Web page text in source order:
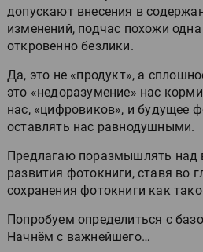
допускают внесения в
изменений, подчас похожи
откровенно безлики.
Да, это не «продукт», а
это «недоразумение» нас
нас, «цифровиков», и будущее
оставлять нас равнодушными.
Предлагаю поразмышлять
развития фотокниги, ставя во
сохранения фотокниги как
Попробуем определиться с
Начнём с важнейшего…